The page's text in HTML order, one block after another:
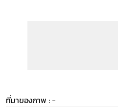
ที่มาของภาพ : -